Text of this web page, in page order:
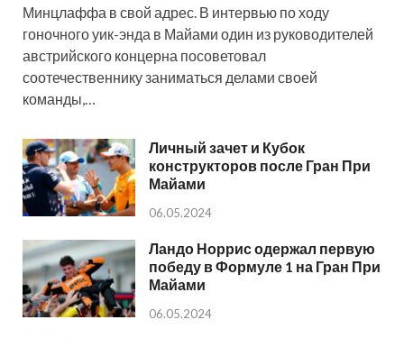
Минцлаффа в свой адрес. В интервью по ходу
гоночного уик-энда в Майами один из руководителей
австрийского концерна посоветовал
соотечественнику заниматься делами своей
команды,…
Личный зачет и Кубок
конструкторов после Гран При
Майами
06.05.2024
Ландо Норрис одержал первую
победу в Формуле 1 на Гран При
Майами
06.05.2024